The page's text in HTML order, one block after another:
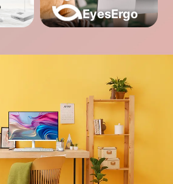
EyesErgo